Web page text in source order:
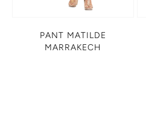
PANT MATILDE
MARRAKECH